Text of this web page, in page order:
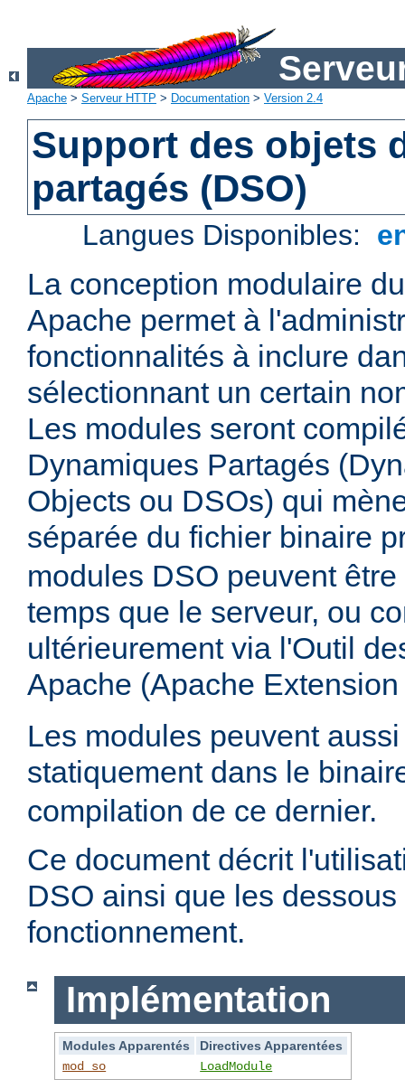
Apache > Serveur HTTP > Documentation > Version 2.4
Support des objets
partagés (DSO)
Langues Disponibles:
La conception modulaire
Apache permet à
fonctionnalités à inclure
sélectionnant un certain
Les modules seront
Dynamiques Partagés
Objects ou DSOs) qui
séparée du fichier binaire
modules DSO peuvent
temps que le serveur, ou
ultérieurement via l'Outil
Apache (Apache
Les modules peuvent
statiquement dans le
compilation de ce dernier.
Ce document décrit
DSO ainsi que les
fonctionnement.
Implémentation
Modules Apparentés
Directives Apparentées
mod_so
LoadModule